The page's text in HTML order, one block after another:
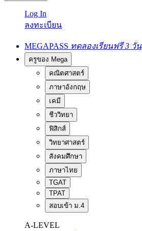
Log In
ลงทะเบียน
MEGAPASS ทดลองเรียนฟรี 3 วัน
ครูของ Mega
คณิตศาสตร์
ภาษาอังกฤษ
เคมี
ชีววิทยา
ฟิสิกส์
วิทยาศาสตร์
สังคมศึกษา
ภาษาไทย
TGAT
TPAT
สอบเข้า ม.4
A-LEVEL